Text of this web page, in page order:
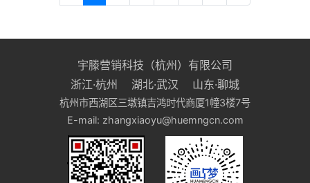
宇滕营销科技（杭州）有限公司
浙江·杭州 湖北·武汉 山东·聊城
杭州市西湖区三墩镇吉鸿时代商厦1幢3楼7号
E-mail: zhangxiaoyu@huemngcn.com